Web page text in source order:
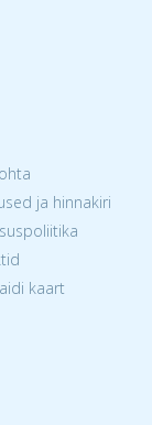
ja hinnakiri
kaart